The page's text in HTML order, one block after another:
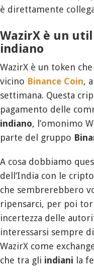
è direttamente
WazirX è un
indiano
WazirX è un token
vicino Binance Coin,
settimana. Questa
pagamento delle
indiano, l’omonimo
parte del gruppo
A cosa dobbiamo
dell’India con le
che sembrerebbero
ripensarci, per poi
incertezza delle
interessarsi sempre
WazirX come
che tra gli indiani la